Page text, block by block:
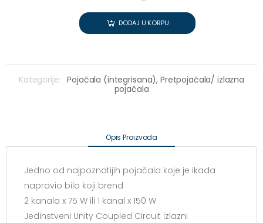
DODAJ U KORPU
Kategorije: Pojačala (integrisana), Pretpojačala/ izlazna
pojačala
Opis Proizvoda
Jedno od najpoznatijih pojačala koje je ikada
napravio bilo koji brend
2 kanala x 75 W ili 1 kanal x 150 W
Jedinstveni Unity Coupled Circuit izlazni